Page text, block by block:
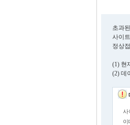
초과
사이
정상
(1) 현
(2) 데
사
이